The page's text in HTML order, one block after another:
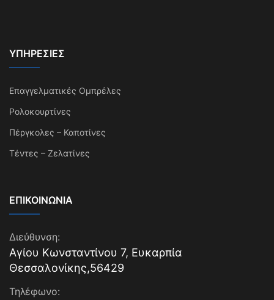
ΥΠΗΡΕΣΊΕΣ
Επαγγελματικές Ομπρέλες
Ρολοκουρτίνες
Πέργκολες – Καποτίνες
Τέντες – Ζελατίνες
ΕΠΙΚΟΙΝΩΝΊΑ
Διεύθυνση:
Αγίου Κωνσταντίνου 7, Ευκαρπία
Θεσσαλονίκης,56429
Τηλέφωνο: